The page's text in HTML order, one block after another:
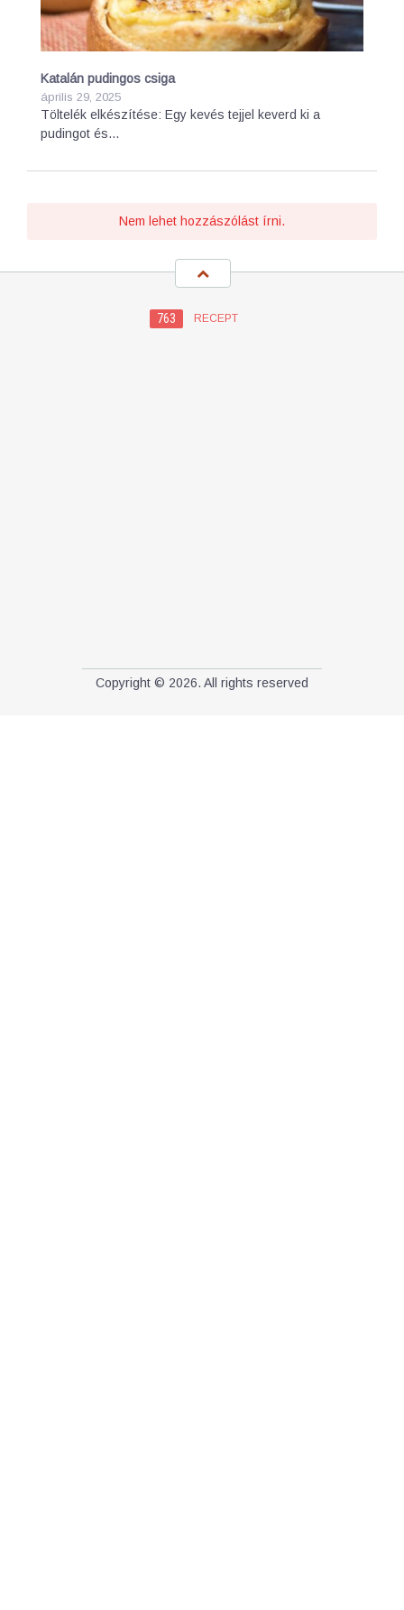
Katalán pudingos csiga
április 29, 2025
Töltelék elkészítése: Egy kevés tejjel keverd ki a
pudingot és…
Nem lehet hozzászólást írni.
763 RECEPT
Copyright © 2026. All rights reserved